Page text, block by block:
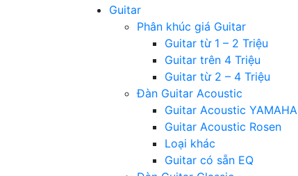
Guitar
Phân khúc giá Guitar
Guitar từ 1 – 2 Triệu
Guitar trên 4 Triệu
Guitar từ 2 – 4 Triệu
Đàn Guitar Acoustic
Guitar Acoustic YAMAHA
Guitar Acoustic Rosen
Loại khác
Guitar có sẵn EQ